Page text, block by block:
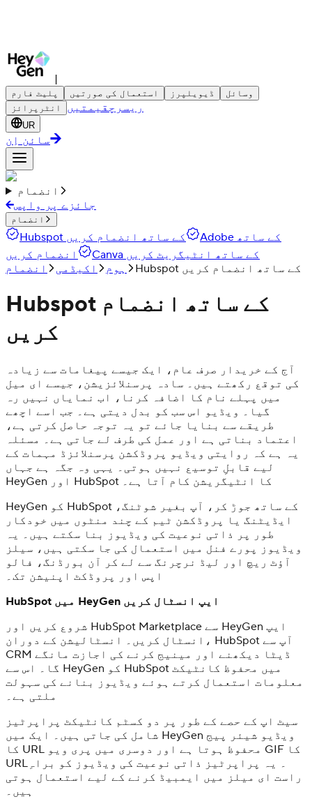
|
پلیٹ فارم استعمال کی صورتیں ڈیویلپرز
وسائل
انٹرپرائز
ریسرچقیمتیں
UR
سائن اِن
انضمام
جائزے پر واپس
انضمام
Hubspot کے ساتھ انضمام کریں
Adobe کے ساتھ
انضمام کریں
Canva کے ساتھ انٹیگریٹ کریں
ہوم
اکیڈمی انضمام Hubspot کے ساتھ انضمام کریں
Hubspot کے ساتھ انضمام
کریں
آج کے خریدار صرف عام، ایک جیسے پیغامات سے زیادہ
کی توقع رکھتے ہیں۔ سادہ پرسنلائزیشن، جیسے ای میل
میں پہلے نام کا اضافہ کرنا، اب نمایاں نہیں رہ
گیا۔ ویڈیو اس سب کو بدل دیتی ہے۔ جب اسے اچھے
طریقے سے بنایا جائے تو یہ توجہ حاصل کرتی ہے،
اعتماد بناتی ہے اور عمل کی طرف لے جاتی ہے۔ مسئلہ
یہ ہے کہ روایتی ویڈیو پروڈکشن پرسنلائزڈ مہمات کے
لیے قابلِ توسیع نہیں ہوتی۔ یہی وہ جگہ ہے جہاں
HeyGen اور HubSpot کا انٹیگریشن کام آتا ہے۔
HeyGen کو HubSpot کے ساتھ جوڑ کر، آپ بغیر شوٹنگ،
ایڈیٹنگ یا پروڈکشن ٹیم کے چند منٹوں میں خودکار
طور پر ذاتی نوعیت کی ویڈیوز بنا سکتے ہیں۔ یہ
ویڈیوز پورے فنل میں استعمال کی جا سکتی ہیں، سیلز
آؤٹ ریچ اور لیڈ نرچرنگ سے لے کر آن بورڈنگ، فالو
اپس اور پروڈکٹ اپنیشن تک۔
HubSpot میں HeyGen ایپ انسٹال کریں
شروع کریں اور HubSpot Marketplace سے HeyGen ایپ
انسٹال کریں۔ انسٹالیشن کے دوران، HubSpot آپ سے
CRM ڈیٹا دیکھنے اور مینیج کرنے کی اجازت مانگے
گا۔ اس سے HeyGen کو HubSpot میں محفوظ کانٹیکٹ
معلومات استعمال کرتے ہوئے ویڈیوز بنانے کی سہولت
ملتی ہے۔
سیٹ اپ کے حصے کے طور پر دو کسٹم کانٹیکٹ پراپرٹیز
شامل کی جاتی ہیں۔ ایک میں HeyGen ویڈیو شیئر پیج
کا URL محفوظ ہوتا ہے اور دوسری میں پری ویو GIF کا
URL۔ یہ پراپرٹیز ذاتی نوعیت کی ویڈیوز کو براہِ
راست ای میلز میں ایمبیڈ کرنے کے لیے استعمال ہوتی
ہیں۔